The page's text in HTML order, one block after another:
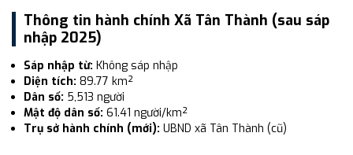
Thông tin hành chính Xã Tân Thành (sau sáp
nhập 2025)
Sáp nhập từ: Không sáp nhập
Diện tích: 89.77 km²
Dân số: 5,513 người
Mật độ dân số: 61.41 người/km²
Trụ sở hành chính (mới): UBND xã Tân Thành (cũ)